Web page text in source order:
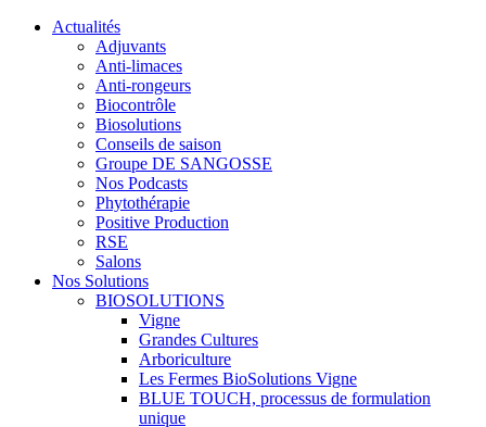
Actualités
Adjuvants
Anti-limaces
Anti-rongeurs
Biocontrôle
Biosolutions
Conseils de saison
Groupe DE SANGOSSE
Nos Podcasts
Phytothérapie
Positive Production
RSE
Salons
Nos Solutions
BIOSOLUTIONS
Vigne
Grandes Cultures
Arboriculture
Les Fermes BioSolutions Vigne
BLUE TOUCH, processus de formulation
unique